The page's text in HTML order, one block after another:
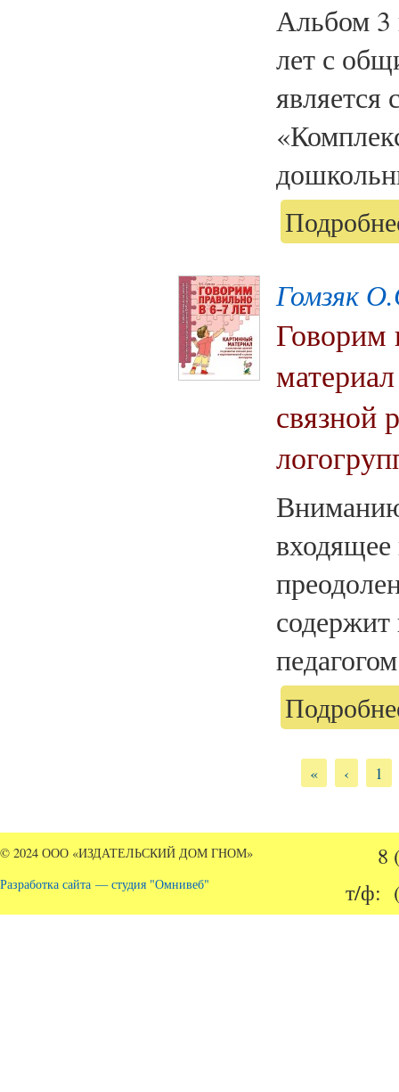
Альбом 3
лет с
является
Гомзяк
Говорим
связной
« ‹ 1
© 2024 ООО «ИЗДАТЕЛЬСКИЙ ДОМ ГНОМ»
Разработка сайта — студия "Омнивеб"
8
т/ф: